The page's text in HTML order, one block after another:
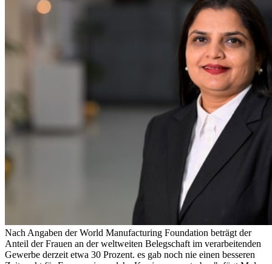
Nach Angaben der World Manufacturing Foundation beträgt der
Anteil der Frauen an der weltweiten Belegschaft im verarbeitenden
Gewerbe derzeit etwa 30 Prozent. es gab noch nie einen besseren